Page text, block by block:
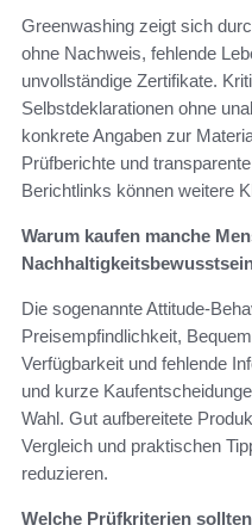
Greenwashing zeigt sich
ohne Nachweis, fehlende
unvollständige Zertifikate.
Selbstdeklarationen ohne
konkrete Angaben zur
Prüfberichte und
Berichtlinks können weitere
Warum kaufen manche
Die sogenannte Attitude-
Preisempfindlichkeit,
Verfügbarkeit und fehlende
und kurze
Wahl. Gut aufbereitete
Vergleich und praktischen
reduzieren.
Welche Prüfkriterien